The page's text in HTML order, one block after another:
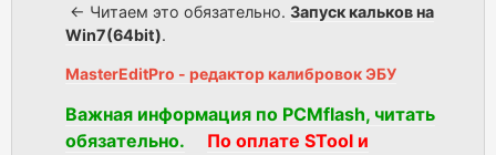
<- Читаем это обязательно. Запуск кальков на
Win7(64bit).
MasterEditPro - редактор калибровок ЭБУ
Важная информация по PCMflash, читать
обязательно.
По оплате STool и